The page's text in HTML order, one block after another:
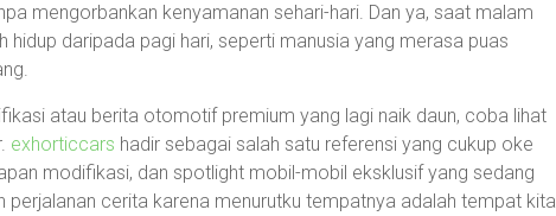
mengorbankan kenyamanan sehari-hari. Dan ya, saat malam
hidup daripada pagi hari, seperti manusia yang merasa puas
atau berita otomotif premium yang lagi naik daun, coba lihat
exhorticcars hadir sebagai salah satu referensi yang cukup oke
modifikasi, dan spotlight mobil-mobil eksklusif yang sedang
perjalanan cerita karena menurutku tempatnya adalah tempat kita